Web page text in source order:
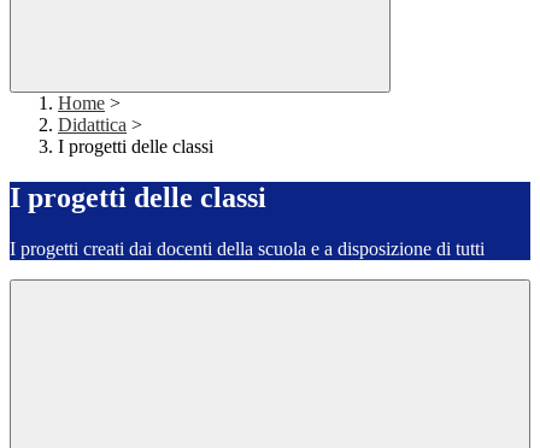
Home >
Didattica >
I progetti delle classi
I progetti delle classi
I progetti creati dai docenti della scuola e a disposizione di tutti